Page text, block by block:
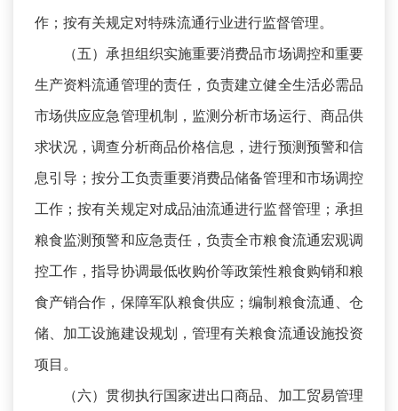
作；按有关规定对特殊流通行业进行监督管理。
（五）承担组织实施重要消费品市场调控和重要
生产资料流通管理的责任，负责建立健全生活必需品
市场供应应急管理机制，监测分析市场运行、商品供
求状况，调查分析商品价格信息，进行预测预警和信
息引导；按分工负责重要消费品储备管理和市场调控
工作；按有关规定对成品油流通进行监督管理；承担
粮食监测预警和应急责任，负责全市粮食流通宏观调
控工作，指导协调最低收购价等政策性粮食购销和粮
食产销合作，保障军队粮食供应；编制粮食流通、仓
储、加工设施建设规划，管理有关粮食流通设施投资
项目。
（六）贯彻执行国家进出口商品、加工贸易管理